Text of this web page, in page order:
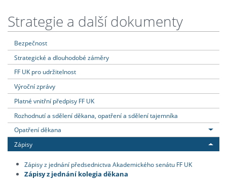
Strategie a další dokumenty
Bezpečnost
Strategické a dlouhodobé záměry
FF UK pro udržitelnost
Výroční zprávy
Platné vnitřní předpisy FF UK
Rozhodnutí a sdělení děkana, opatření a sdělení tajemníka
Opatření děkana
Zápisy
Zápisy z jednání předsednictva Akademického senátu FF UK
Zápisy z jednání kolegia děkana